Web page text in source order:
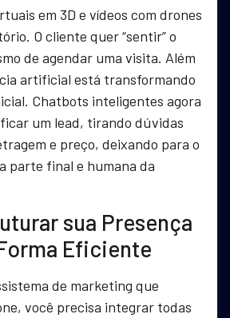
em 3D e vídeos com drones
O cliente quer “sentir” o
de agendar uma visita. Além
artificial está transformando
Chatbots inteligentes agora
um lead, tirando dúvidas
e preço, deixando para o
parte final e humana da
sua Presença
Eficiente
de marketing que
você precisa integrar todas